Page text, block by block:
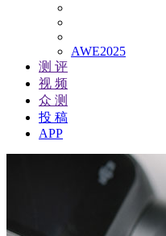
AWE2025
测 评
视 频
众 测
投 稿
APP